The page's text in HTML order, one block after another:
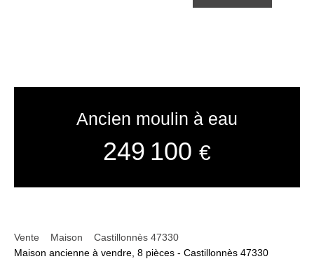
Ancien moulin à eau
249 100 €
Vente Maison
Castillonnès 47330
Maison ancienne à vendre, 8 pièces - Castillonnès 47330